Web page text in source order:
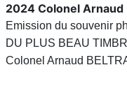
2024 Colonel Arnaud
Emission du souvenir
DU PLUS BEAU
Colonel Arnaud